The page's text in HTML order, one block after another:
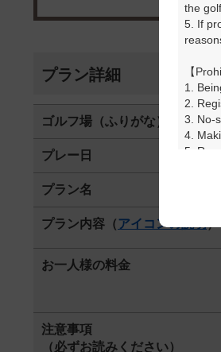
プラン詳細
ゴルフ場（ふりがな）
プレー日
プラン名
プラン内容（アイコンの説明
お一人様の料金
注意事項
（必ずお読みください）
the
5. If
【
1.
2.
3. No-
4.
5.
6.
7.
We